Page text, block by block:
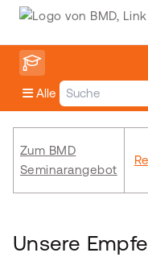
Alle
Zum BMD
Seminarangebot
Unsere